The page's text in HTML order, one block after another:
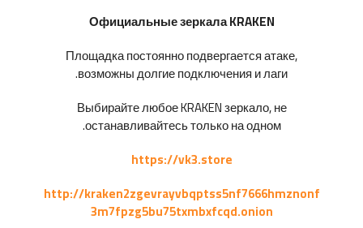
Официальные зеркала KRAKEN
Площадка постоянно подвергается атаке,
возможны долгие подключения и лаги.
Выбирайте любое KRAKEN зеркало, не
останавливайтесь только на одном.
https://vk3.store
http://kraken2zgevrayvbqptss5nf7666hmznonf
3m7fpzg5bu75txmbxfcqd.onion